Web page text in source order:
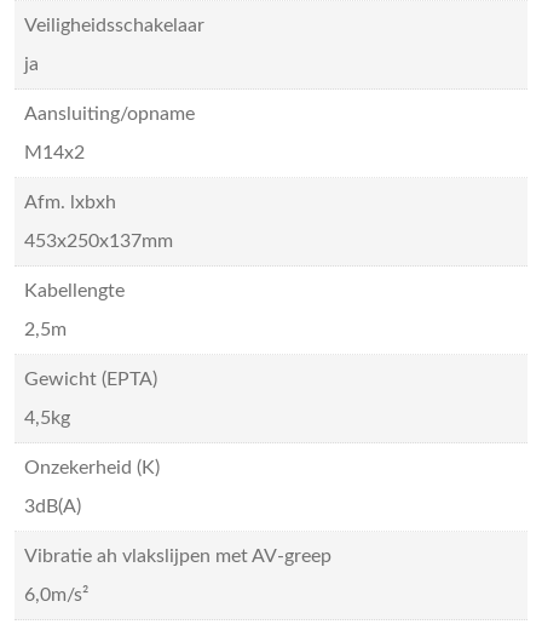
Veiligheidsschakelaar
ja
Aansluiting/opname
M14x2
Afm. lxbxh
453x250x137mm
Kabellengte
2,5m
Gewicht (EPTA)
4,5kg
Onzekerheid (K)
3dB(A)
Vibratie ah vlakslijpen met AV-greep
6,0m/s²